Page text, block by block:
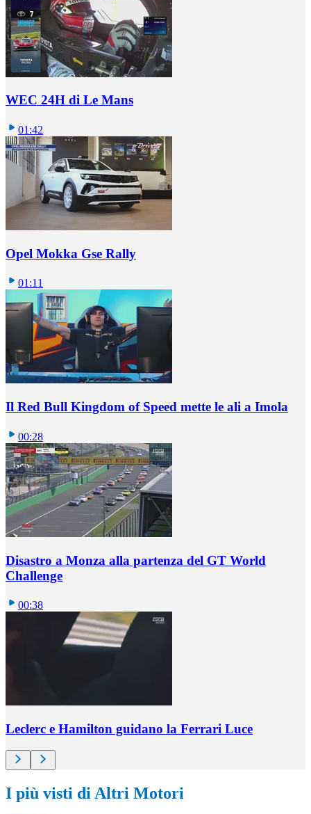
WEC 24H di Le Mans
01:42
Opel Mokka Gse Rally
01:11
Il Red Bull Kingdom of Speed mette le ali a Imola
00:28
Disastro a Monza alla partenza del GT World
Challenge
00:38
Leclerc e Hamilton guidano la Ferrari Luce
I più visti di Altri Motori